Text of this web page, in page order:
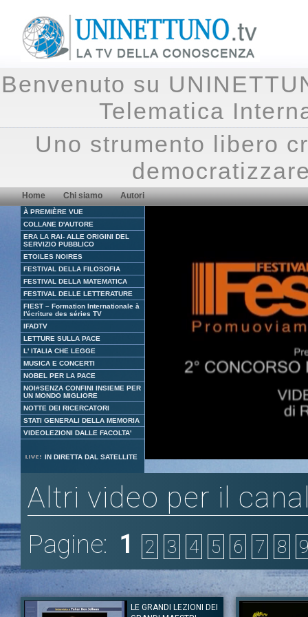
Benvenuto su
Telematica
Uno strumento libero
Home Chi siamo Autori
À PREMIÈRE VUE
COLLANE D'AUTORE
ERA LA RAI- ALLE ORIGINI DEL
SERVIZIO PUBBLICO
ETOILES NOIRES
FESTIVAL DELLA FILOSOFIA
FESTIVAL DELLA MATEMATICA
FESTIVAL DELLE LETTERATURE
FIEST – Formation Internationale à
l'écriture des séries TV
IFADTV
LETTURE SULLA PACE
L' ITALIA CHE LEGGE
MUSICA E CONCERTI
NOBEL PER LA PACE
NOI#SENZA CONFINI INSIEME PER
UN MONDO MIGLIORE
NOTTE DEI RICERCATORI
STATI GENERALI DELLA MEMORIA
VIDEOLEZIONI DALLE FACOLTA'
IN DIRETTA DAL SATELLITE
3.95%
Altri video per il
Pagine: 1 2 3 4 5 6 7 8 9
LE GRANDI LEZIONI DEI